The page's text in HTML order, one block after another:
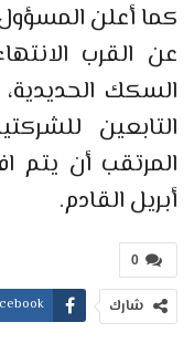
كما أعلن
عن القرب
السكك
التابعين
المرتقب أن يتم
أبريل القادم.
0
شارك